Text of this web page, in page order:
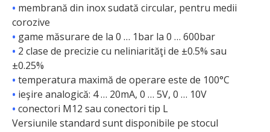
• membrană din inox sudată circular, pentru medii
corozive
• game măsurare de la 0 … 1bar la 0 … 600bar
• 2 clase de precizie cu neliniarităţi de ±0.5% sau
±0.25%
• temperatura maximă de operare este de 100°C
• ieşire analogică: 4 … 20mA, 0 … 5V, 0 … 10V
• conectori M12 sau conectori tip L
Versiunile standard sunt disponibile pe stocul